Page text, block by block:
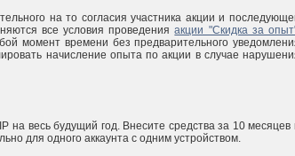
на то согласия участника акции и
все условия проведенияакции "Скидка за
момент времени без предварительного
начисление опыта по акции в случае
весь будущий год. Внесите средства за 10 месяцев
для одного аккаунта с одним устройством.